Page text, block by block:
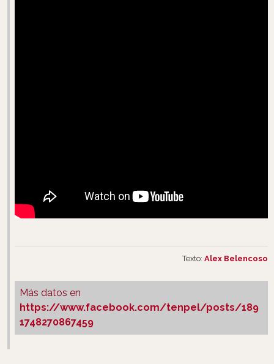
Texto: Alex Belencoso
Más datos en
https://www.facebook.com/tenpel/posts/189
1748270867459